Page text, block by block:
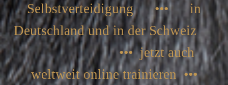
Selbstverteidigung ••• in
Deutschland und in der Schweiz
••• jetzt auch
weltweit online trainieren •••